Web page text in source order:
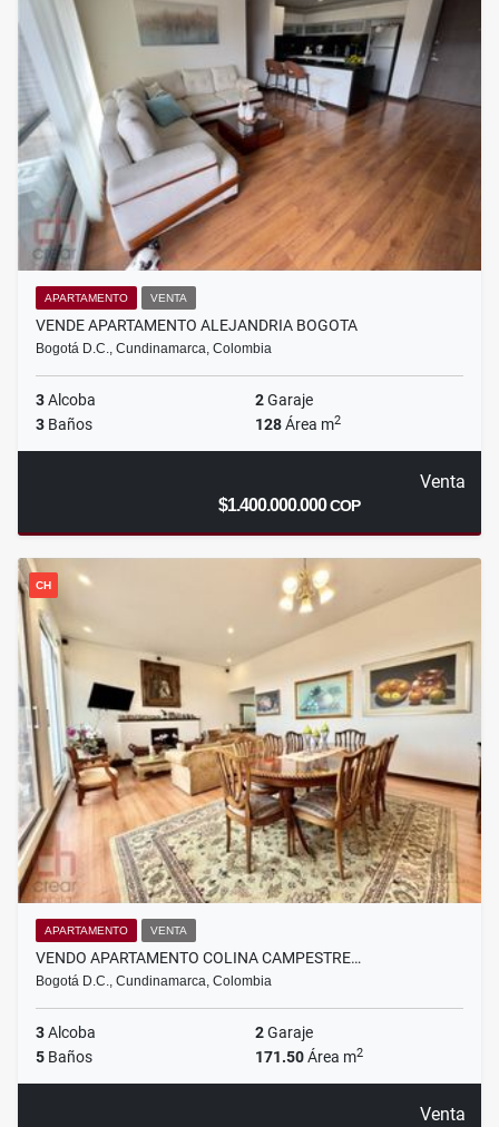
APARTAMENTO VENTA
VENDE APARTAMENTO ALEJANDRIA BOGOTA
Bogotá D.C., Cundinamarca, Colombia
3Alcoba 2Garaje
3 Baños 128Área m2
Venta
$1.400.000.000COP
CH
APARTAMENTO VENTA
VENDO APARTAMENTO COLINA CAMPESTRE…
Bogotá D.C., Cundinamarca, Colombia
3Alcoba 2Garaje
5 Baños 171.50Área m2
Venta